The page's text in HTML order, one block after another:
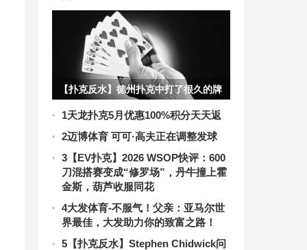
【扑克反水】德州扑克中打了很久的牌
都没成绩怎么办？
1天龙扑克5月优惠100%积分天天返
2迈博体育 可可·高夫正在调整发球
3 【EV扑克】2026 WSOP快评：600
刀混搭赛变成“修罗场”，丹牛撞上霍
金斯，葫芦收服同花
4大发体育-不服气！父亲：亚马尔世
界最佳，大发助力你的致富之路！
5 【扑克反水】Stephen Chidwick问